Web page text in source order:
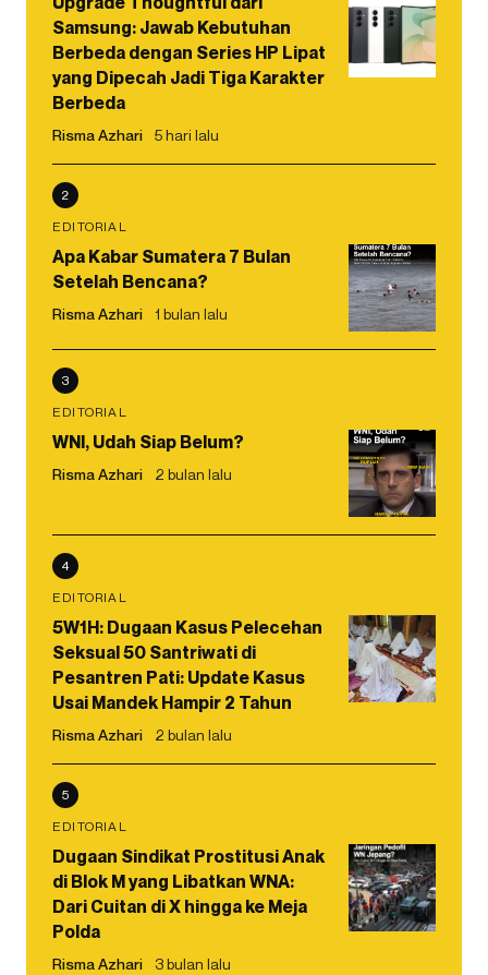
Samsung: Jawab Kebutuhan
Berbeda dengan Series HP Lipat
yang Dipecah Jadi Tiga Karakter
Berbeda
Risma Azhari 5 hari lalu
2
EDITORIAL
Apa Kabar Sumatera 7 Bulan
Setelah Bencana?
Risma Azhari 1 bulan lalu
3
EDITORIAL
WNI, Udah Siap Belum?
Risma Azhari 2 bulan lalu
4
EDITORIAL
5W1H: Dugaan Kasus Pelecehan
Seksual 50 Santriwati di
Pesantren Pati: Update Kasus
Usai Mandek Hampir 2 Tahun
Risma Azhari 2 bulan lalu
5
EDITORIAL
Dugaan Sindikat Prostitusi Anak
di Blok M yang Libatkan WNA:
Dari Cuitan di X hingga ke Meja
Polda
Risma Azhari 3 bulan lalu